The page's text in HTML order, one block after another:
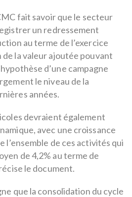
fait savoir que le secteur
un redressement
au terme de l’exercice
la valeur ajoutée pouvant
d’une campagne
le niveau de la
années.
devraient également
avec une croissance
l’ensemble de ces activités qui
de 4,2% au terme de
le document.
que la consolidation du cycle